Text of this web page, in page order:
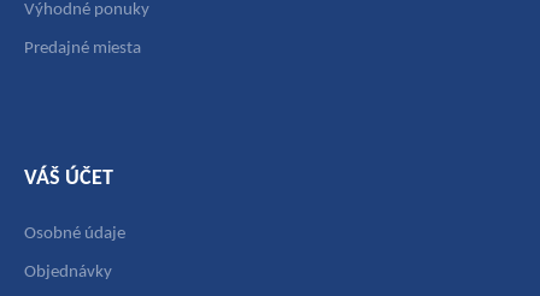
Výhodné ponuky
Predajné miesta
VÁŠ ÚČET
Osobné údaje
Objednávky